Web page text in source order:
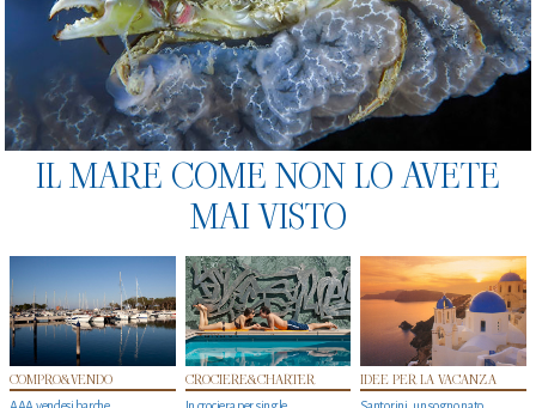
IL MARE COME NON LO AVETE
MAI VISTO
COMPRO&VENDO CROCIERE&CHARTER IDEE PER LA VACANZA